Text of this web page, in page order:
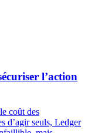
l’action
coût des
d’agir seuls, Ledger